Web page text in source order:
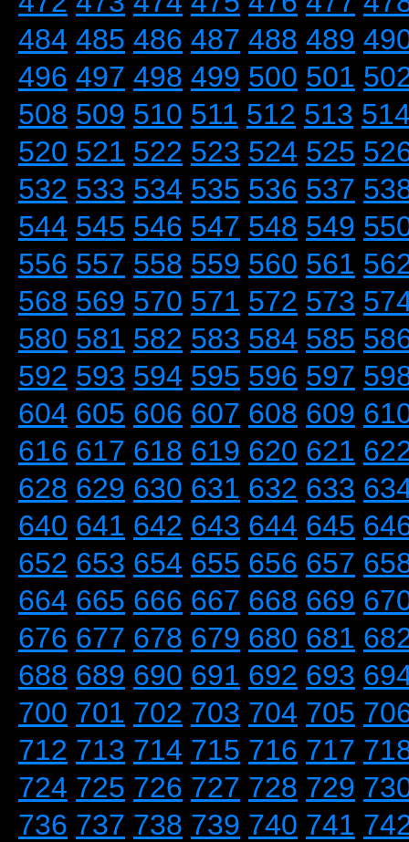
484 485 486 487 488 489
496 497 498 499 500 501
508 509 510 511 512 513
520 521 522 523 524 525
532 533 534 535 536 537
544 545 546 547 548 549
556 557 558 559 560 561
568 569 570 571 572 573
580 581 582 583 584 585
592 593 594 595 596 597
604 605 606 607 608 609
616 617 618 619 620 621
628 629 630 631 632 633
640 641 642 643 644 645
652 653 654 655 656 657
664 665 666 667 668 669
676 677 678 679 680 681
688 689 690 691 692 693
700 701 702 703 704 705
712 713 714 715 716 717
724 725 726 727 728 729
736 737 738 739 740 741